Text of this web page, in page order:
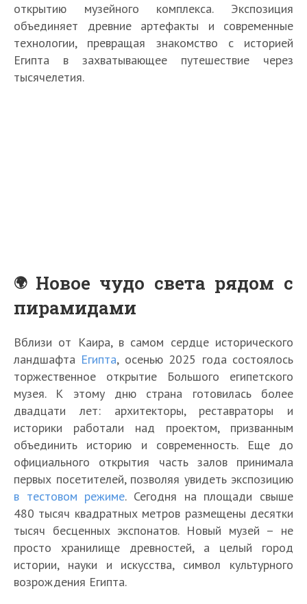
открытию музейного комплекса. Экспозиция
объединяет древние артефакты и современные
технологии, превращая знакомство с историей
Египта в захватывающее путешествие через
тысячелетия.
Новое чудо света рядом с
пирамидами
Вблизи от Каира, в самом сердце исторического
ландшафта Египта, осенью 2025 года состоялось
торжественное открытие Большого египетского
музея. К этому дню страна готовилась более
двадцати лет: архитекторы, реставраторы и
историки работали над проектом, призванным
объединить историю и современность. Еще до
официального открытия часть залов принимала
первых посетителей, позволяя увидеть экспозицию
в тестовом режиме. Сегодня на площади свыше
480 тысяч квадратных метров размещены десятки
тысяч бесценных экспонатов. Новый музей – не
просто хранилище древностей, а целый город
истории, науки и искусства, символ культурного
возрождения Египта.